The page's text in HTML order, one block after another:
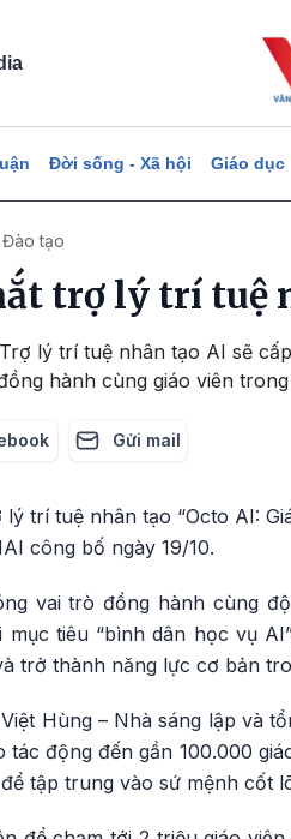
Đời sống - Xã hội Giáo dục
tạo
trợ lý trí tuệ
lý trí tuệ nhân tạo AI sẽ
hành cùng giáo viên
Gửi mail
lý trí tuệ nhân tạo “Octo AI:
công bố ngày 19/10.
vai trò đồng hành cùng
mục tiêu “bình dân học vụ
trở thành năng lực cơ bản
Hùng – Nhà sáng lập và
tác động đến gần 100.000
tập trung vào sứ mệnh cốt